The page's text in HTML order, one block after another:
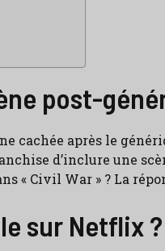
post-
cachée après le
d’inclure une
« Civil War » ? La
sur Netflix ?